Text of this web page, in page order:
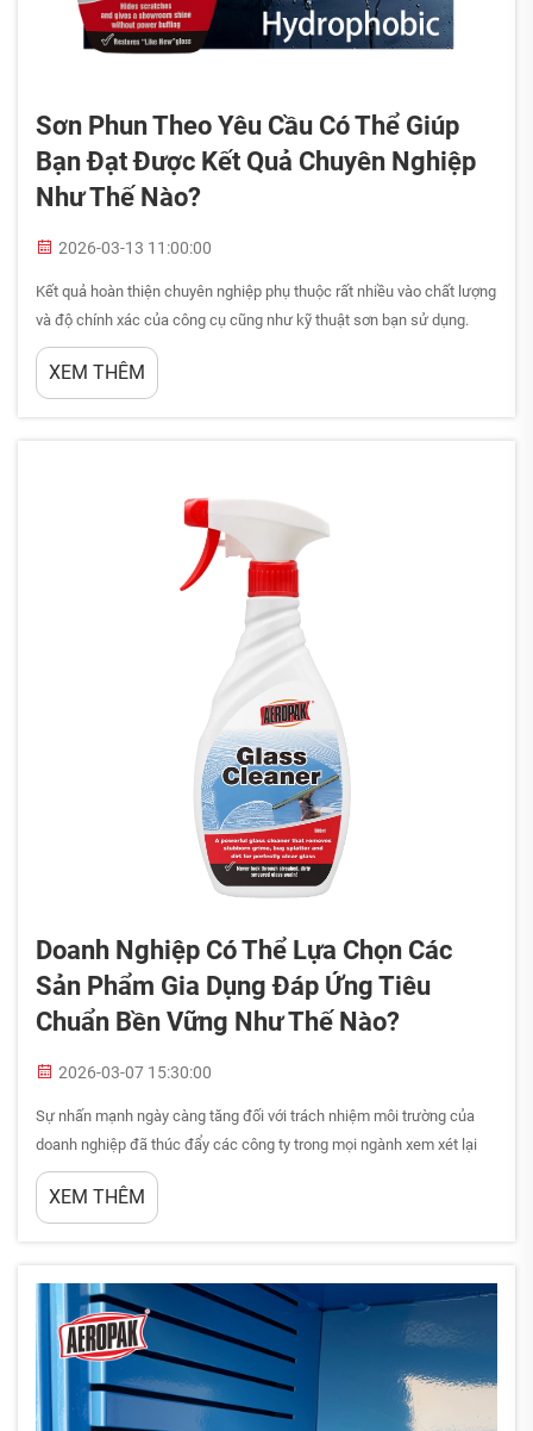
Sơn Phun Theo Yêu Cầu Có Thể Giúp
Bạn Đạt Được Kết Quả Chuyên Nghiệp
Như Thế Nào?
2026-03-13 11:00:00
Kết quả hoàn thiện chuyên nghiệp phụ thuộc rất nhiều vào chất lượng
và độ chính xác của công cụ cũng như kỹ thuật sơn bạn sử dụng.
Mặc dù các phương pháp truyền thống như dùng cọ hoặc con lăn vẫn
có vai trò nhất định, sơn phun tùy chỉnh lại mang đến những ưu điểm
XEM THÊM
Doanh Nghiệp Có Thể Lựa Chọn Các
Sản Phẩm Gia Dụng Đáp Ứng Tiêu
Chuẩn Bền Vững Như Thế Nào?
2026-03-07 15:30:00
Sự nhấn mạnh ngày càng tăng đối với trách nhiệm môi trường của
doanh nghiệp đã thúc đẩy các công ty trong mọi ngành xem xét lại
các quyết định mua sắm của mình, đặc biệt là đối với những nhu yếu
phẩm vận hành hàng ngày. Các công ty ngày càng tìm kiếm các sản
XEM THÊM